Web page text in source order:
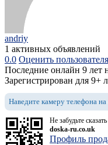
andriy
1 активных объявлений
0.0 Оценить пользователя
Последние онлайн 9 лет
Зарегистрирован для 9+
Наведите камеру телефона
Не забудьте
doska-ru.co.uk
Профиль